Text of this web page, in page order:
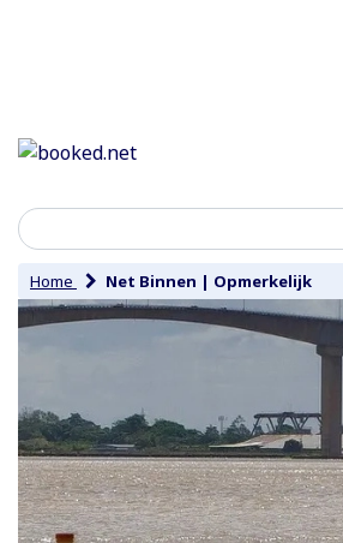
Home Net Binnen | Opmerkelijk